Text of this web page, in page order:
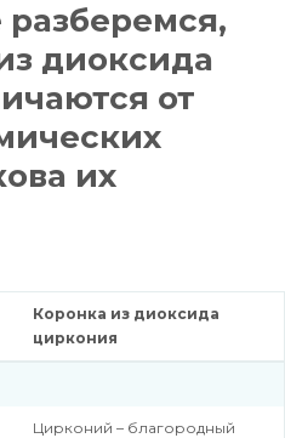
разберемся,
диоксида
от
их
Коронка из диоксида
циркония
Цирконий – благородный